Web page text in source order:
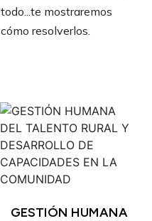
todo...te mostraremos
cómo resolverlos.
GESTIÓN HUMANA